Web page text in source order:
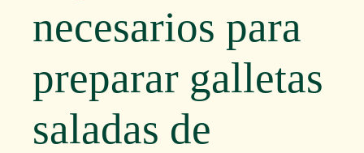
necesarios para
preparar galletas
saladas de